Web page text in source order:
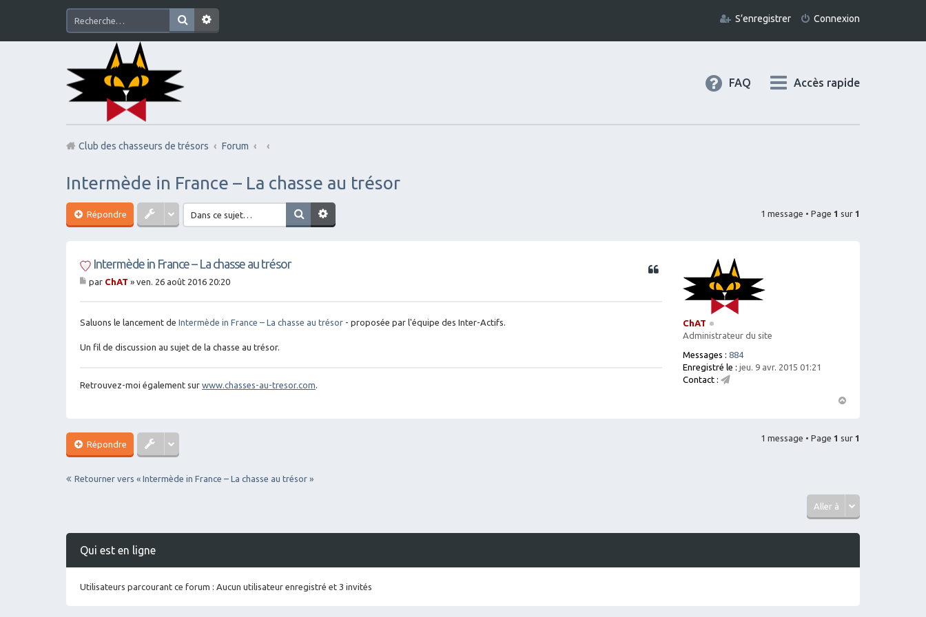
Connexion
S’enregistrer
Accès rapide
FAQ
Club des chasseurs de trésors Forum
Intermède in France – La chasse au trésor
Répondre 1 message • Page 1 sur 1
ChAT
Administrateur du site
Messages : 884
Enregistré le : jeu. 9 avr. 2015 01:21
Contact :
Intermède in France – La chasse au trésor Citation
g
par ChAT » ven. 26 août 2016 20:20
Saluons le lancement de Intermède in France – La chasse au trésor - proposée par l'équipe des Inter-Actifs.
Un fil de discussion au sujet de la chasse au trésor.
Retrouvez-moi également sur www.chasses-au-tresor.com.
ut
Répondre
1 message • Page 1 sur 1
Retourner vers « Intermède in France – La chasse au trésor »
Aller à
Qui est en ligne
Utilisateurs parcourant ce forum : Aucun utilisateur enregistré et 3 invités